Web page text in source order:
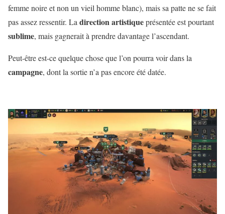
femme noire et non un vieil homme blanc), mais sa patte ne se fait
pas assez ressentir. La directionartistiqueprésentée est pourtant
sublime, mais gagnerait à prendre davantage l’ascendant.
Peut-être est-ce quelque chose que l’on pourra voir dans la
campagne, dont la sortie n’a pas encore été datée.